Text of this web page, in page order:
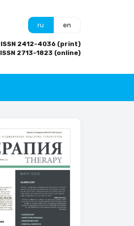
ru en
ISSN 2412-4036 (print)
ISSN 2713-1823 (online)